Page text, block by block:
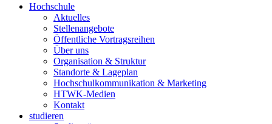
Hochschule
Aktuelles
Stellenangebote
Öffentliche Vortragsreihen
Über uns
Organisation & Struktur
Standorte & Lageplan
Hochschulkommunikation & Marketing
HTWK-Medien
Kontakt
studieren